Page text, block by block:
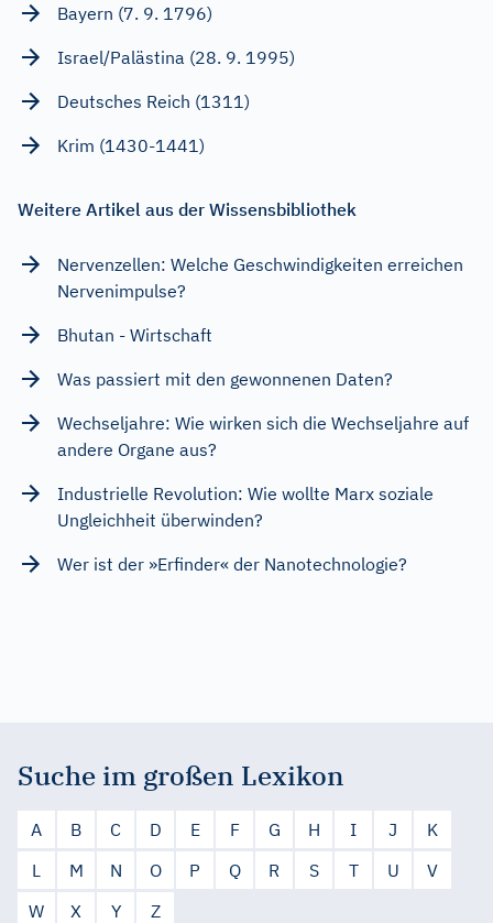
Bayern (7. 9. 1796)
Israel/Palästina (28. 9. 1995)
Deutsches Reich (1311)
Krim (1430-1441)
Weitere Artikel aus der Wissensbibliothek
Nervenzellen: Welche Geschwindigkeiten erreichen
Nervenimpulse?
Bhutan - Wirtschaft
Was passiert mit den gewonnenen Daten?
Wechseljahre: Wie wirken sich die Wechseljahre auf
andere Organe aus?
Industrielle Revolution: Wie wollte Marx soziale
Ungleichheit überwinden?
Wer ist der »Erfinder« der Nanotechnologie?
Suche im großen Lexikon
A B C D E F G H I J
K
L
M N O P Q R S T U
V
W
X Y Z